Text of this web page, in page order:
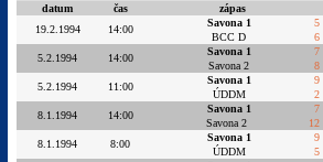
datum čas zápas
19.2.1994
14:00
Savona 1 5
BCC D
6
5.2.1994
14:00
Savona 1 7
Savona 2
8
5.2.1994
11:00
Savona 1 9
ÚDDM
2
8.1.1994
14:00
Savona 1 7
Savona 2
12
8.1.1994
8:00
Savona 1 9
ÚDDM
5